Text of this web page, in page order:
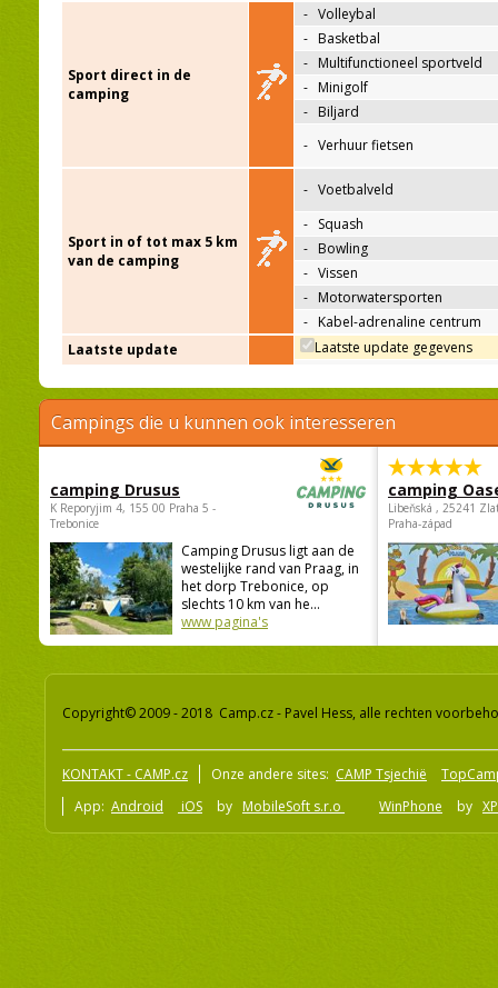
Sport direct in de
camping
- Volleybal
- Basketbal
- Multifunctioneel sportveld
- Minigolf
- Biljard
- Verhuur fietsen
Sport in of tot max 5 km
van de camping
- Voetbalveld
- Squash
- Bowling
- Vissen
- Motorwatersporten
- Kabel-adrenaline centrum
Laatste update
Laatste update gegevens
Campings die u kunnen ook interesseren
camping Drusus
K Reporyjim 4, 155 00 Praha 5 -
Trebonice
Camping Drusus ligt aan de
westelijke rand van Praag, in
het dorp Trebonice, op
slechts 10 km van he...
www pagina's
camping
Libeňská , 25241
Praha-západ
Copyright© 2009 - 2018 Camp.cz - Pavel Hess, alle rechten
KONTAKT - CAMP.cz Onze andere sites: CAMP Tsjechië
App: Android iOS by MobileSoft s.r.o WinPhone by